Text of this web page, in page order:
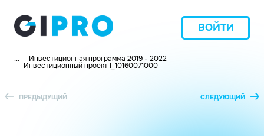
ВОЙТИ
... Инвестиционная программа 2019 - 2022
Инвестиционный проект I_10160071000
ПРЕДЫДУЩИЙ СЛЕДУЮЩИЙ